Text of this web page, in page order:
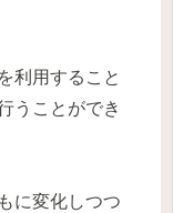
利用すること
うことができ
に変化しつつ